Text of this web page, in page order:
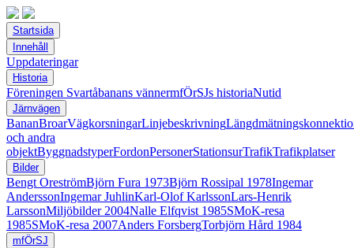
Startsida
Innehåll
Uppdateringar
Historia
Föreningen Svartåbanans vännermfÖrSJs historiaNutid
Järnvägen
BananBroarVägkorsningarLinjebeskrivning
och andra
objektByggnadstyperFordonPersonerStationsurTrafikTrafikplatser
Bilder
Bengt OreströmBjörn Fura 1973Björn Rossipal 1978Ingemar
AnderssonIngemar JuhlinKarl-Olof KarlssonLars-Henrik
LarssonMiljöbilder 2004Nalle Elfqvist 1985SMoK-resa
1985SMoK-resa 2007Anders ForsbergTorbjörn Hård 1984
mfÖrSJ